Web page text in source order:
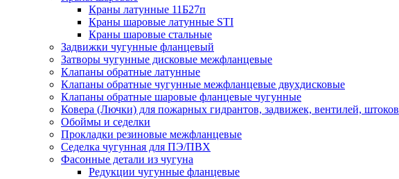
Краны латунные 11Б27п
Краны шаровые латунные STI
Краны шаровые стальные
Задвижки чугунные фланцевый
Затворы чугунные дисковые межфланцевые
Клапаны обратные латунные
Клапаны обратные чугунные межфланцевые двухдисковые
Клапаны обратные шаровые фланцевые чугунные
Ковера (Лючки) для пожарных гидрантов, задвижек, вентилей, штоков
Обоймы и седелки
Прокладки резиновые межфланцевые
Седелка чугунная для ПЭ/ПВХ
Фасонные детали из чугуна
Редукции чугунные фланцевые